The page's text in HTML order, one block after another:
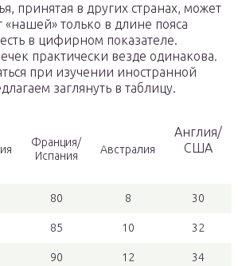
принятая в других странах, может
«нашей» только в длине пояса
в цифирном показателе.
практически везде одинакова.
при изучении иностранной
заглянуть в таблицу.
Франция/
Испания
Австралия
Англия/
США
80 8 30
85 10 32
90 12 34